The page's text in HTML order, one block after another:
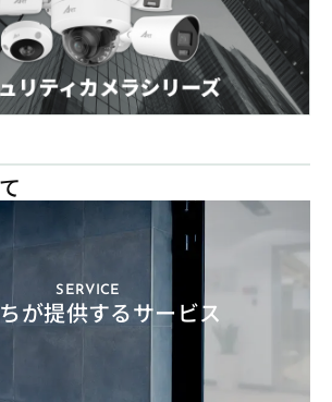
SERVICE
が提供するサービス